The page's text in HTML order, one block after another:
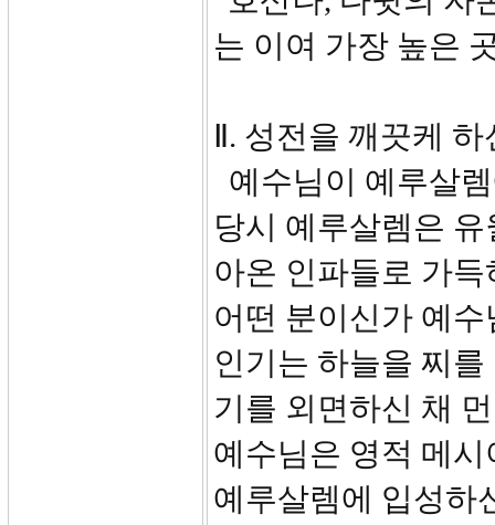
는 이여 가장 높은
Ⅱ. 성전을 깨끗케
예수님이 예루살
당시 예루살렘은
아온 인파들로 가
어떤 분이신가 예
인기는 하늘을 찌
기를 외면하신 채
예수님은 영적 메
예루살렘에 입성하